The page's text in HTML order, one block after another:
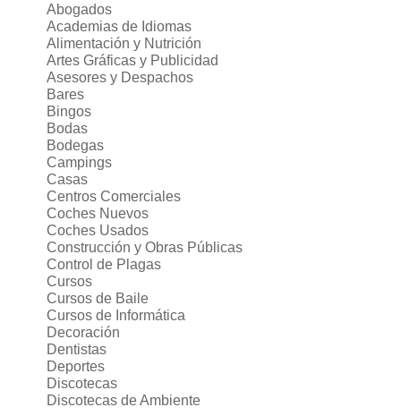
Abogados
Academias de Idiomas
Alimentación y Nutrición
Artes Gráficas y Publicidad
Asesores y Despachos
Bares
Bingos
Bodas
Bodegas
Campings
Casas
Centros Comerciales
Coches Nuevos
Coches Usados
Construcción y Obras Públicas
Control de Plagas
Cursos
Cursos de Baile
Cursos de Informática
Decoración
Dentistas
Deportes
Discotecas
Discotecas de Ambiente